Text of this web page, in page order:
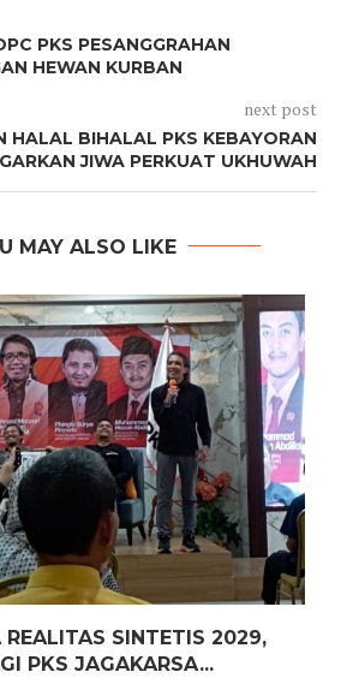
PKS PESANGGRAHAN
HEWAN KURBAN
next post
HALAL BIHALAL PKS KEBAYORAN
JIWA PERKUAT UKHUWAH
MAY ALSO LIKE
REALITAS SINTETIS 2029,
PKS JAGAKARSA...